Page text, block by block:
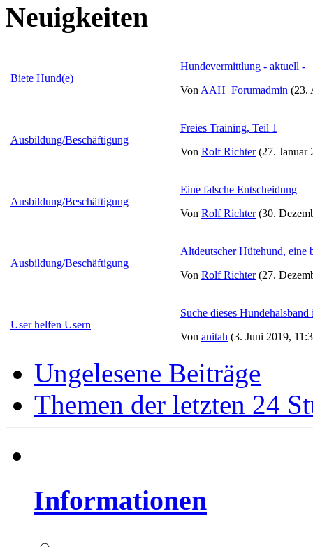
Neuigkeiten
Biete Hund(e)
Hundevermittlung - aktuell -
Von AAH_Forumadmin (23.
Ausbildung/Beschäftigung
Freies Training, Teil 1
Von Rolf Richter(27. Januar
Ausbildung/Beschäftigung
Eine falsche Entscheidung
Von Rolf Richter(30.
Ausbildung/Beschäftigung
Altdeutscher Hütehund, eine
Von Rolf Richter(27.
User helfen Usern
Suche dieses
Von anitah (3. Juni 2019,
Ungelesene Beiträge
Themen der letzten 24
Informationen